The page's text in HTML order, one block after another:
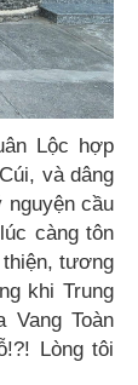
Lộc hợp
và dâng
nguyện cầu
càng tôn
thiện, tương
khi Trung
Vang Toàn
Lòng tôi